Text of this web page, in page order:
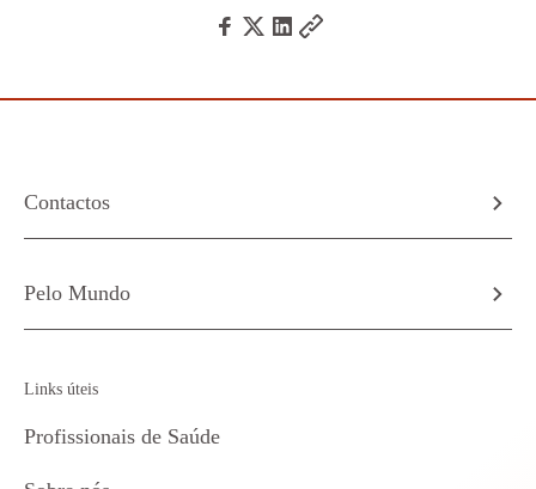
Contactos
Pelo Mundo
Links úteis
Profissionais de Saúde